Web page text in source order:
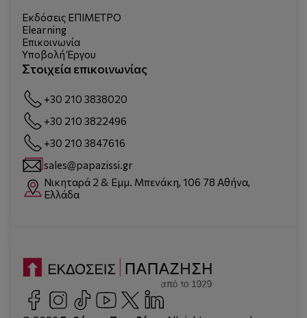
Εκδόσεις ΕΠΙΜΕΤΡΟ
Elearning
Επικοινωνία
Υποβολή Έργου
Στοιχεία επικοινωνίας
+30 210 3838020
+30 210 3822496
+30 210 3847616
sales@papazissi.gr
Νικηταρά 2 & Εμμ. Μπενάκη, 106 78 Αθήνα,
Ελλάδα